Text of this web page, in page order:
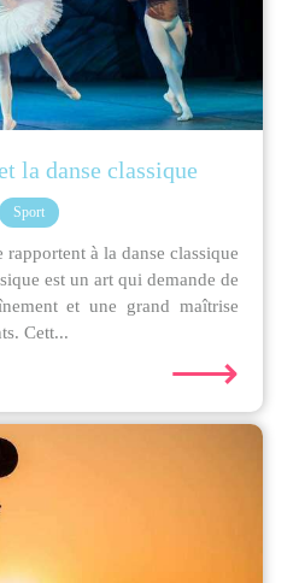
la danse classique
Sport
rapportent à la danse classique
est un art qui demande de
et une grand maîtrise
Cett...
⟶